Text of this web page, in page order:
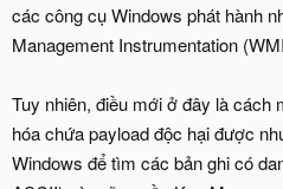
các công cụ Windows phát hành
Management Instrumentation
Tuy nhiên, điều mới ở đây là
hóa chứa payload độc hại được
Windows để tìm các bản ghi có